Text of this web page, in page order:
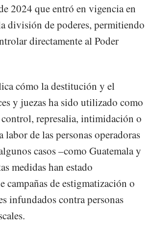
2024 que entró en vigencia en
división de poderes, permitiendo
directamente al Poder
cómo la destitución y el
y juezas ha sido utilizado como
represalia, intimidación o
labor de las personas operadoras
casos –como Guatemala y
medidas han estado
campañas de estigmatización o
infundados contra personas